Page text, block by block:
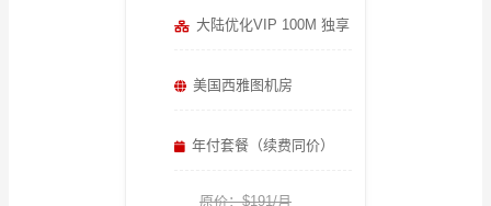
大陆优化VIP 100M 独享
美国西雅图机房
年付套餐（续费同价）
原价：$191/月